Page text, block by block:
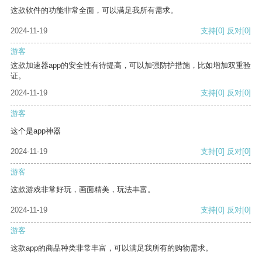
这款软件的功能非常全面，可以满足我所有需求。
2024-11-19 支持[0] 反对[0]
游客
这款加速器app的安全性有待提高，可以加强防护措施，比如增加双重验
证。
2024-11-19
支持[0] 反对[0]
游客
这个是app神器
2024-11-19 支持[0] 反对[0]
游客
这款游戏非常好玩，画面精美，玩法丰富。
2024-11-19 支持[0] 反对[0]
游客
这款app的商品种类非常丰富，可以满足我所有的购物需求。